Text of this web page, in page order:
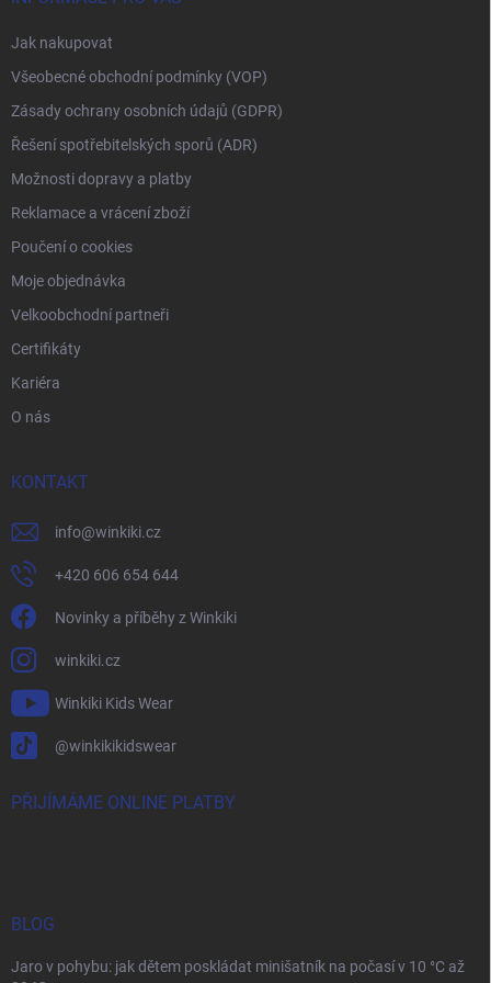
Jak nakupovat
Všeobecné obchodní podmínky (VOP)
Zásady ochrany osobních údajů (GDPR)
Řešení spotřebitelských sporů (ADR)
Možnosti dopravy a platby
Reklamace a vrácení zboží
Poučení o cookies
Moje objednávka
Velkoobchodní partneři
Certifikáty
Kariéra
O nás
KONTAKT
info@winkiki.cz
+420 606 654 644
Novinky a příběhy z Winkiki
winkiki.cz
Winkiki Kids Wear
@winkikikidswear
PŘIJÍMÁME ONLINE PLATBY
BLOG
Jaro v pohybu: jak dětem poskládat minišatník na počasí v 10 °C až